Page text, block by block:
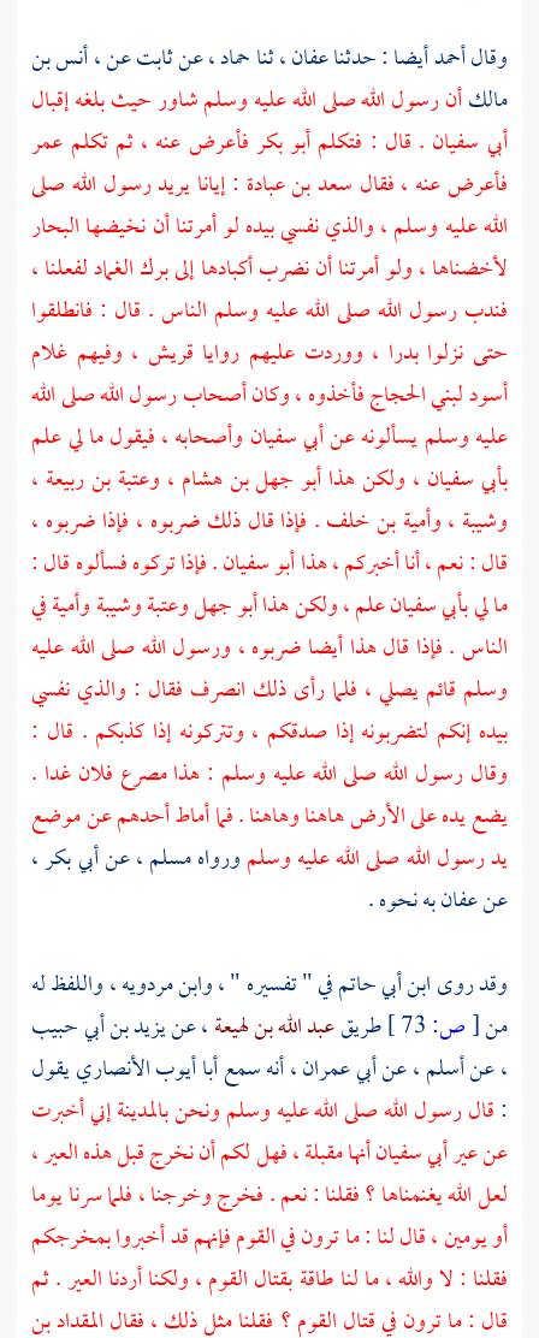
وقالأحمدأيضا : حدثناعفان ،ثناحماد، عنثابتعن ،أنس بن
مالكأن رسول الله صلى الله عليه وسلم شاور حيث بلغه إقبال
أبي سفيان . قال : فتكلمأبو بكرفأعرض عنه ، ثم تكلم عمر
فأعرض عنه ، فقال سعد بن عبادة : إيانا يريد رسول الله صلى
الله عليه وسلم ، والذي نفسي بيده لو أمرتنا أن نخيضها البحار
لأخضناها ، ولو أمرتنا أن نضرب أكبادها إلىبرك الغمادلفعلنا ،
فندب رسول الله صلى الله عليه وسلم الناس . قال : فانطلقوا
حتى نزلوابدرا ، ووردت عليهم روايا قريش ، وفيهم غلام
أسودلبني الحجاجفأخذوه ، وكان أصحاب رسول الله صلى الله
عليه وسلم يسألونه عنأبي سفيان وأصحابه ، فيقول ما لي علم
بأبي سفيان ، ولكن هذاأبو جهل بن هشام ، وعتبة بن ربيعة ،
وشيبة ،وأمية بن خلف. فإذا قال ذلك ضربوه ، فإذا ضربوه ،
قال : نعم ، أنا أخبركم ، هذاأبو سفيان. فإذا تركوه فسألوه قال :
ما ليبأبي سفيانعلم ، ولكن هذاأبو جهلوعتبةوشيبةوأميةفي
الناس . فإذا قال هذا أيضا ضربوه ، ورسول الله صلى الله عليه
وسلم قائم يصلي ، فلما رأى ذلك انصرف فقال : والذي نفسي
بيده إنكم لتضربونه إذا صدقكم ، وتتركونه إذا كذبكم . قال :
وقال رسول الله صلى الله عليه وسلم : هذا مصرع فلان غدا .
يضع يده على الأرض هاهنا وهاهنا . فما أماط أحدهم عن موضع
يد رسول الله صلى الله عليه وسلمورواهمسلم، عنأبي بكر،
عنعفانبه نحوه .
وقد روىابن أبي حاتمفي " تفسيره " ،وابن مردويه، واللفظ له
من[ص: طريقعبد الله بن لهيعة، عنيزيد بن أبي حبيب
، عنأسلم، عنأبي عمران، أنه سمعأبا أيوب الأنصارييقول
:قال رسول الله صلى الله عليه وسلم ونحنبالمدينةإني أخبرت
عن عيرأبي سفيانأنها مقبلة ، فهل لكم أن نخرج قبل هذه العير ،
لعل الله يغنمناها ؟ فقلنا : نعم . فخرج وخرجنا ، فلما سرنا يوما
أو يومين ، قال لنا : ما ترون في القوم فإنهم قد أخبروا بمخرجكم
فقلنا : لا والله ، ما لنا طاقة بقتال القوم ، ولكنا أردنا العير . ثم
قال : ما ترون في قتال القوم ؟ فقلنا مثل ذلك ، فقالالمقداد بن